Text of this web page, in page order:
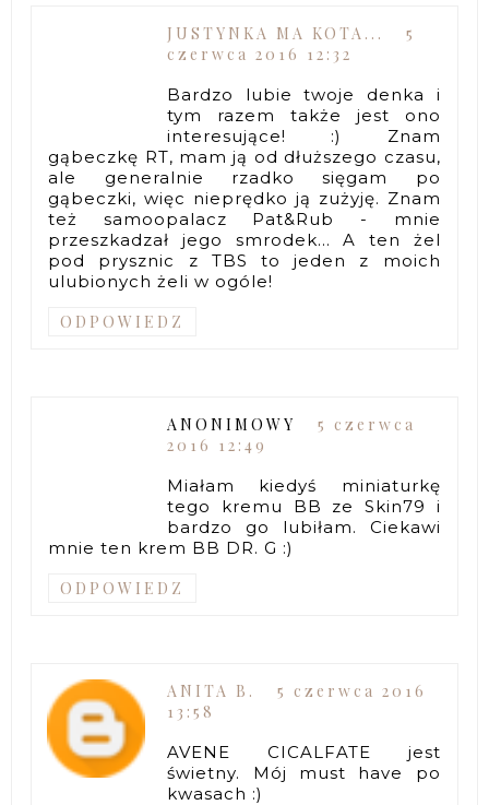
JUSTYNKA MA KOTA...
5
czerwca 2016 12:32
Bardzo lubie twoje denka i
tym razem także jest ono
interesujące! :) Znam
gąbeczkę RT, mam ją od dłuższego czasu,
ale generalnie rzadko sięgam po
gąbeczki, więc nieprędko ją zużyję. Znam
też samoopalacz Pat&Rub - mnie
przeszkadzał jego smrodek... A ten żel
pod prysznic z TBS to jeden z moich
ulubionych żeli w ogóle!
ODPOWIEDZ
ANONIMOWY
5 czerwca
2016 12:49
Miałam kiedyś miniaturkę
tego kremu BB ze Skin79 i
bardzo go lubiłam. Ciekawi
mnie ten krem BB DR. G :)
ODPOWIEDZ
ANITA B.
5 czerwca 2016
13:58
AVENE CICALFATE jest
świetny. Mój must have po
kwasach :)